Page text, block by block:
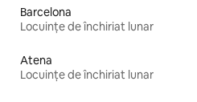
Barcelona
Locuințe de închiriat lunar
Atena
Locuințe de închiriat lunar